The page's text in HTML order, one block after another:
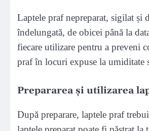
Laptele praf nepreparat, sigilat și
îndelungată, de obicei până la
fiecare utilizare pentru a preveni
praf în locuri expuse la umiditate
Prepararea și utilizarea
După preparare, laptele praf